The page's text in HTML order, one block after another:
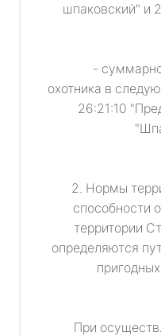
шпаковский" и
-
охотника в
26:21:10
2. Нормы
способности
территории
определяются
При